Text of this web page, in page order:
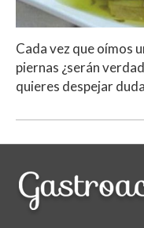
Cada vez que oímos
piernas ¿serán
quieres despejar